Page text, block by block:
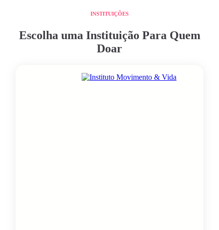
INSTITUIÇÕES
Escolha uma Instituição Para Quem
Doar